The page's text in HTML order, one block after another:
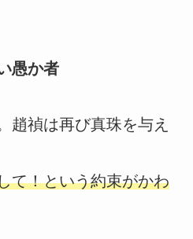
愚か者
趙禎は再び真珠を与え
て！という約束がかわ